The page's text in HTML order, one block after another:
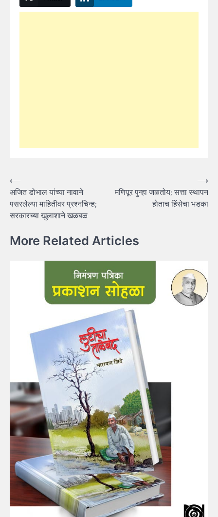
Post
navigation
⟵
अजित डोभाल यांच्या नावाने
पसरलेल्या माहितीवर प्रश्नचिन्ह;
सरकारच्या खुलाशाने खळबळ
मणिपूर पुन्हा जळतोय; सत्ता स्थापन
होताच हिंसेचा भडका
⟶
More Related Articles